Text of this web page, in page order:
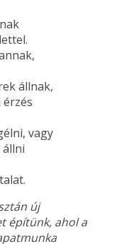
állnak,
vagy
új
építünk, ahol a